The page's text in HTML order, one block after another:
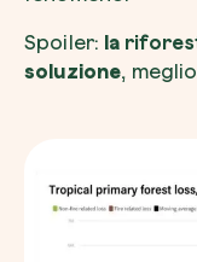
Spoiler: la
soluzione,